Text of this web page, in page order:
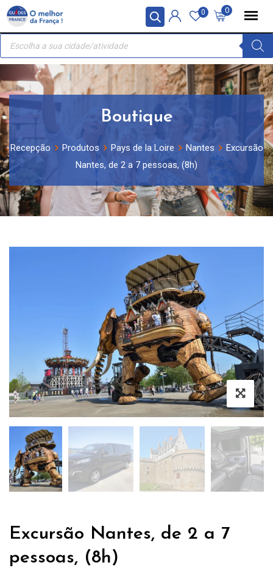
Painel de Gerenciamento de Cookies
Skip
content
0
0
Recherche
produits
Boutique
Recepção Produtos Pays de la Loire Nantes
Excursão
Nantes, de 2 a 7 pessoas, (8h)
Excursão Nantes, de 2 a 7
pessoas, (8h)